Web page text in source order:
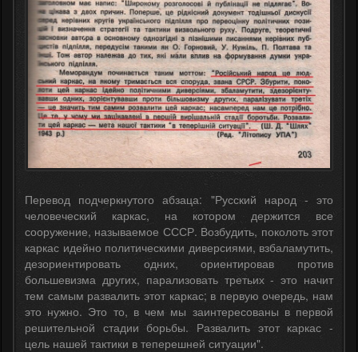
Перевод подчеркнутого абзаца: "Русский народ - это
человеческий каркас, на котором держится все
сооружение, называемое СССР. Возбудить, поколоть этот
каркас идейно политическими диверсиями, взбаламутить,
дезориентировать одних, ориентировав против
большевизма других, парализовать третьих - это начит
тем самым развалить этот каркас; в первую очередь, нам
это нужно. Это то, в чем мы заинтересованы в первой
решительной стадии борьбы. Развалить этот каркас -
цель нашей тактики в теперешней ситуации".